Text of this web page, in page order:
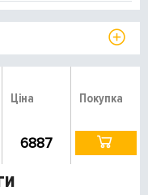
Ціна Покупка
6887